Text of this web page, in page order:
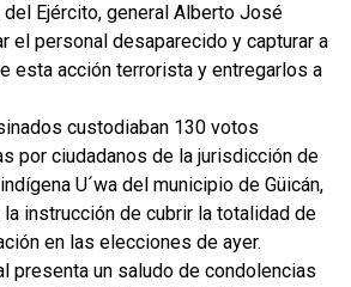
Ejército, general Alberto José
el personal desaparecido y capturar a
esta acción terrorista y entregarlos a
custodiaban 130 votos
por ciudadanos de la jurisdicción de
U´wa del municipio de Güicán,
instrucción de cubrir la totalidad de
en las elecciones de ayer.
presenta un saludo de condolencias